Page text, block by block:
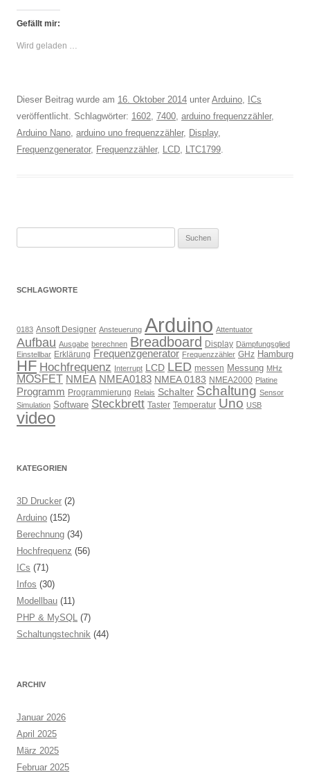
Gefällt mir:
Wird geladen …
Dieser Beitrag wurde am 16. Oktober 2014 unter Arduino, ICs
veröffentlicht. Schlagwörter: 1602, 7400, arduino frequenzzähler,
Arduino Nano, arduino uno frequenzzähler, Display,
Frequenzgenerator, Frequenzzähler, LCD, LTC1799.
SCHLAGWORTE
0183 Ansoft Designer Ansteuerung Arduino Attentuator
Aufbau Ausgabe berechnen Breadboard Display Dämpfungsglied
Einstellbar Erklärung Frequenzgenerator Frequenzzähler GHz Hamburg
HF Hochfrequenz Interrupt LCD LED messen Messung MHz
MOSFET NMEA NMEA0183 NMEA 0183 NMEA2000 Platine
Programm Programmierung Relais Schalter Schaltung Sensor
Simulation Software Steckbrett Taster Temperatur Uno USB
video
KATEGORIEN
3D Drucker (2)
Arduino (152)
Berechnung (34)
Hochfrequenz (56)
ICs (71)
Infos (30)
Modellbau (11)
PHP & MySQL (7)
Schaltungstechnik (44)
ARCHIV
Januar 2026
April 2025
März 2025
Februar 2025